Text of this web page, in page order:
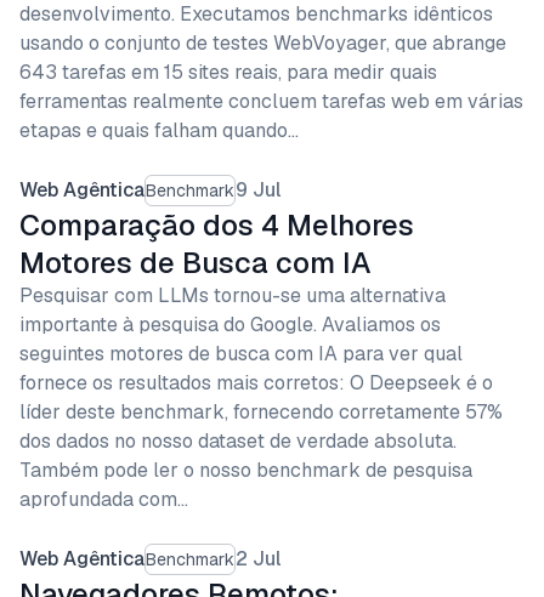
desenvolvimento. Executamos benchmarks idênticos
usando o conjunto de testes WebVoyager, que abrange
643 tarefas em 15 sites reais, para medir quais
ferramentas realmente concluem tarefas web em várias
etapas e quais falham quando…
Web AgênticaBenchmark9 Jul
Comparação dos 4 Melhores
Motores de Busca com IA
Pesquisar com LLMs tornou-se uma alternativa
importante à pesquisa do Google. Avaliamos os
seguintes motores de busca com IA para ver qual
fornece os resultados mais corretos: O Deepseek é o
líder deste benchmark, fornecendo corretamente 57%
dos dados no nosso dataset de verdade absoluta.
Também pode ler o nosso benchmark de pesquisa
aprofundada com…
Web AgênticaBenchmark2 Jul